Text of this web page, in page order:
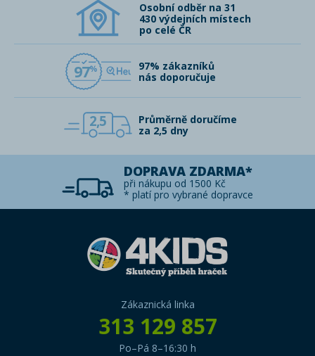
Osobní odběr na 31
430 výdejních místech
po celé ČR
97
97% zákazníků
nás doporučuje
2,5
Průměrně doručíme
za 2,5 dny
DOPRAVA ZDARMA*
při nákupu od 1500 Kč
* platí pro vybrané dopravce
Zákaznická linka
313 129 857
Po–Pá 8–16:30 h